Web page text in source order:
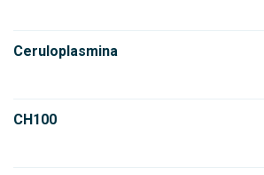
Ceruloplasmina
CH100